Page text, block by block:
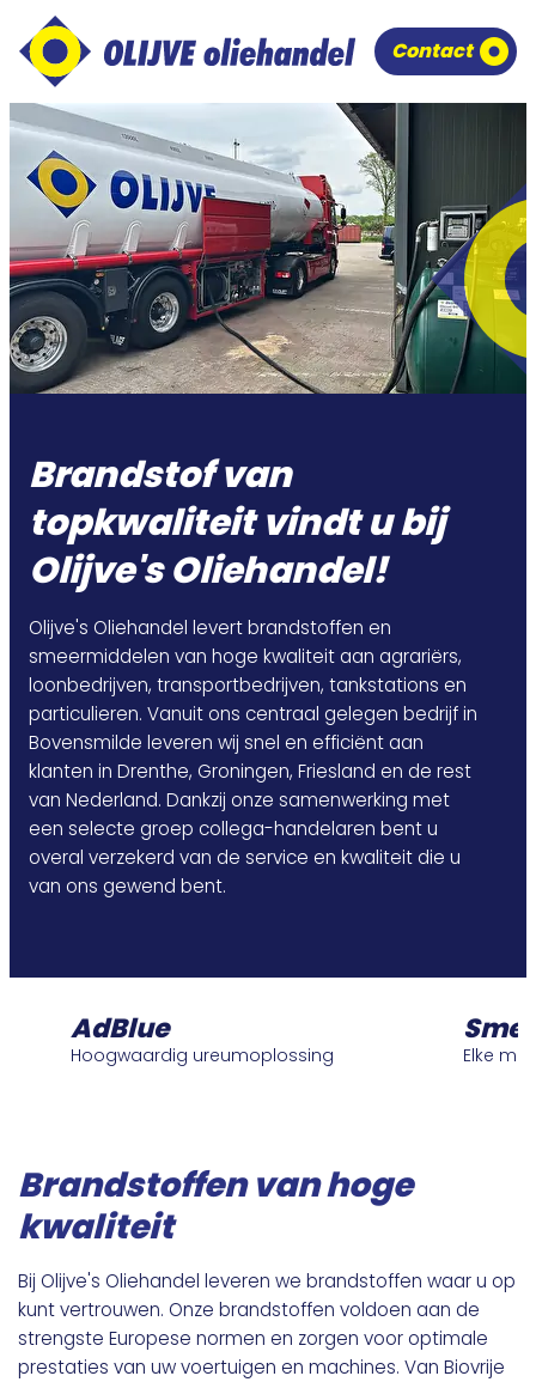
overslaan
Contact
Brandstof van
topkwaliteit vindt u bij
Olijve's Oliehandel!
Olijve's Oliehandel levert brandstoffen en
smeermiddelen van hoge kwaliteit aan agrariërs,
loonbedrijven, transportbedrijven, tankstations en
particulieren. Vanuit ons centraal gelegen bedrijf in
Bovensmilde leveren wij snel en efficiënt aan
klanten in Drenthe, Groningen, Friesland en de rest
van Nederland. Dankzij onze samenwerking met
een selecte groep collega-handelaren bent u
overal verzekerd van de service en kwaliteit die u
van ons gewend bent.
AdBlue
Hoogwaardig ureumoplossing Elke
Brandstoffen van hoge
kwaliteit
Bij Olijve's Oliehandel leveren we brandstoffen waar u op
kunt vertrouwen. Onze brandstoffen voldoen aan de
strengste Europese normen en zorgen voor optimale
prestaties van uw voertuigen en machines. Van Biovrije